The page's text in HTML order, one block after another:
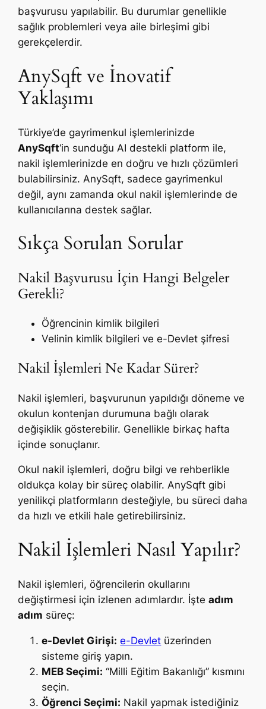
başvurusu yapılabilir. Bu durumlar genellikle
sağlık problemleri veya aile birleşimi gibi
gerekçelerdir.
AnySqft ve İnovatif
Yaklaşımı
Türkiye’de gayrimenkul işlemlerinizde
AnySqft‘in sunduğu AI destekli platform ile,
nakil işlemlerinizde en doğru ve hızlı çözümleri
bulabilirsiniz. AnySqft, sadece gayrimenkul
değil, aynı zamanda okul nakil işlemlerinde de
kullanıcılarına destek sağlar.
Sıkça Sorulan Sorular
Nakil Başvurusu İçin Hangi Belgeler
Gerekli?
Öğrencinin kimlik bilgileri
Velinin kimlik bilgileri ve e-Devlet şifresi
Nakil İşlemleri Ne Kadar Sürer?
Nakil işlemleri, başvurunun yapıldığı döneme ve
okulun kontenjan durumuna bağlı olarak
değişiklik gösterebilir. Genellikle birkaç hafta
içinde sonuçlanır.
Okul nakil işlemleri, doğru bilgi ve rehberlikle
oldukça kolay bir süreç olabilir. AnySqft gibi
yenilikçi platformların desteğiyle, bu süreci daha
da hızlı ve etkili hale getirebilirsiniz.
Nakil İşlemleri Nasıl Yapılır?
Nakil işlemleri, öğrencilerin okullarını
değiştirmesi için izlenen adımlardır. İşteadım
adım süreç:
e-Devlet Girişi: e-Devlet üzerinden
sisteme giriş yapın.
MEB Seçimi: “Milli Eğitim Bakanlığı” kısmını
seçin.
Öğrenci Seçimi: Nakil yapmak istediğiniz